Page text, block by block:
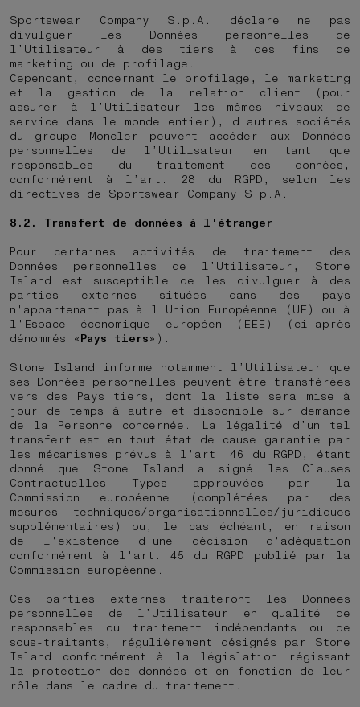
Sportswear Company S.p.A. déclare ne pas
divulguer les Données personnelles de
l’Utilisateur à des tiers à des fins de
marketing ou de profilage.
Cependant, concernant le profilage, le marketing
et la gestion de la relation client (pour
assurer à l’Utilisateur les mêmes niveaux de
service dans le monde entier), d'autres sociétés
du groupe Moncler peuvent accéder aux Données
personnelles de l’Utilisateur en tant que
responsables du traitement des données,
conformément à l’art. 28 du RGPD, selon les
directives de Sportswear Company S.p.A.
8.2. Transfert de données à l'étranger
Pour certaines activités de traitement des
Données personnelles de l’Utilisateur, Stone
Island est susceptible de les divulguer à des
parties externes situées dans des pays
n'appartenant pas à l'Union Européenne (UE) ou à
l'Espace économique européen (EEE) (ci-après
dénommés «Pays tiers»).
Stone Island informe notamment l’Utilisateur que
ses Données personnelles peuvent être transférées
vers des Pays tiers, dont la liste sera mise à
jour de temps à autre et disponible sur demande
de la Personne concernée. La légalité d’un tel
transfert est en tout état de cause garantie par
les mécanismes prévus à l'art. 46 du RGPD, étant
donné que Stone Island a signé les Clauses
Contractuelles Types approuvées par la
Commission européenne (complétées par des
mesures techniques/organisationnelles/juridiques
supplémentaires) ou, le cas échéant, en raison
de l'existence d'une décision d'adéquation
conformément à l'art. 45 du RGPD publié par la
Commission européenne.
Ces parties externes traiteront les Données
personnelles de l’Utilisateur en qualité de
responsables du traitement indépendants ou de
sous-traitants, régulièrement désignés par Stone
Island conformément à la législation régissant
la protection des données et en fonction de leur
rôle dans le cadre du traitement.